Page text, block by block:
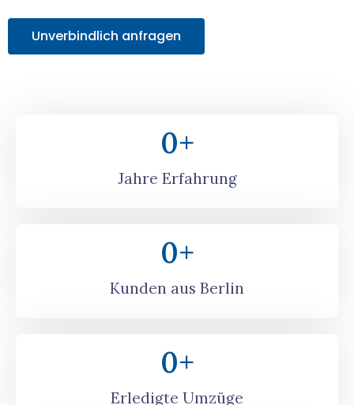
Unverbindlich anfragen
Jahre Erfahrung
0+
Kunden aus Berlin
0+
Erledigte Umzüge
0+